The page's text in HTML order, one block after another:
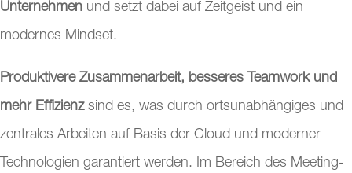
Unternehmen und setzt dabei auf Zeitgeist und ein
modernes Mindset.
Produktivere Zusammenarbeit, besseres Teamwork und
mehr Effizienzsind es, was durch ortsunabhängiges und
zentrales Arbeiten auf Basis der Cloud und moderner
Technologien garantiert werden. Im Bereich des Meeting-